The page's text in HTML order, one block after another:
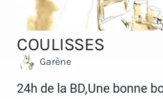
COULISSES
Garène
24h de la BD,Une bonne